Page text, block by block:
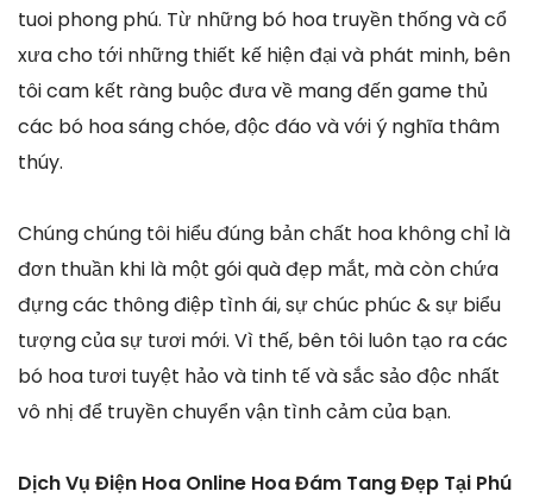
tuoi phong phú. Từ những bó hoa truyền thống và cổ
xưa cho tới những thiết kế hiện đại và phát minh, bên
tôi cam kết ràng buộc đưa về mang đến game thủ
các bó hoa sáng chóe, độc đáo và với ý nghĩa thâm
thúy.
Chúng chúng tôi hiểu đúng bản chất hoa không chỉ là
đơn thuần khi là một gói quà đẹp mắt, mà còn chứa
đựng các thông điệp tình ái, sự chúc phúc & sự biểu
tượng của sự tươi mới. Vì thế, bên tôi luôn tạo ra các
bó hoa tươi tuyệt hảo và tinh tế và sắc sảo độc nhất
vô nhị để truyền chuyển vận tình cảm của bạn.
Dịch Vụ Điện Hoa Online Hoa Đám Tang Đẹp Tại Phú